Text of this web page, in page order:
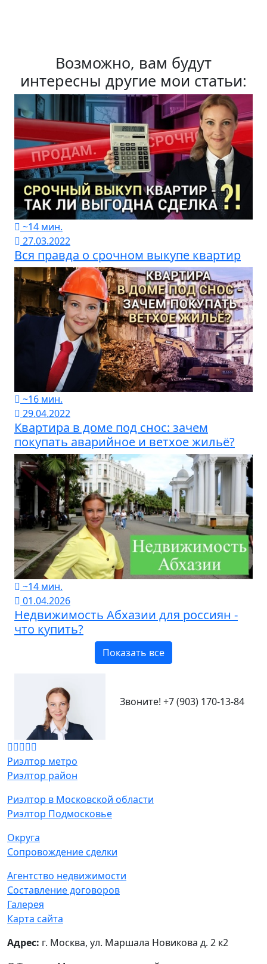
Возможно, вам будут
интересны другие мои статьи:
~14 мин.
27.03.2022
Вся правда о срочном выкупе квартир
~16 мин.
29.04.2022
Квартира в доме под снос: зачем
покупать аварийное и ветхое жильё?
~14 мин.
01.04.2026
Недвижимость Абхазии для россиян -
что купить?
Показать все
Звоните! +7 (903) 170-13-84
Риэлтор метро
Риэлтор район
Риэлтор в Московской области
Риэлтор Подмосковье
Округа
Сопровождение сделки
Агентство недвижимости
Составление договоров
Галерея
Карта сайта
Адрес: г. Москва, ул. Маршала Новикова д. 2 к2